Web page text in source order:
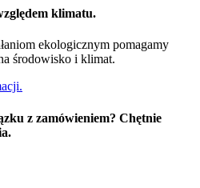
klimatu.
ekologicznym pomagamy
środowisko i klimat.
z zamówieniem? Chętnie